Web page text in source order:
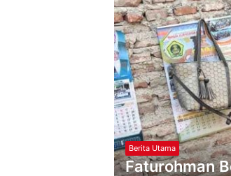
Berita Utama
Faturohman